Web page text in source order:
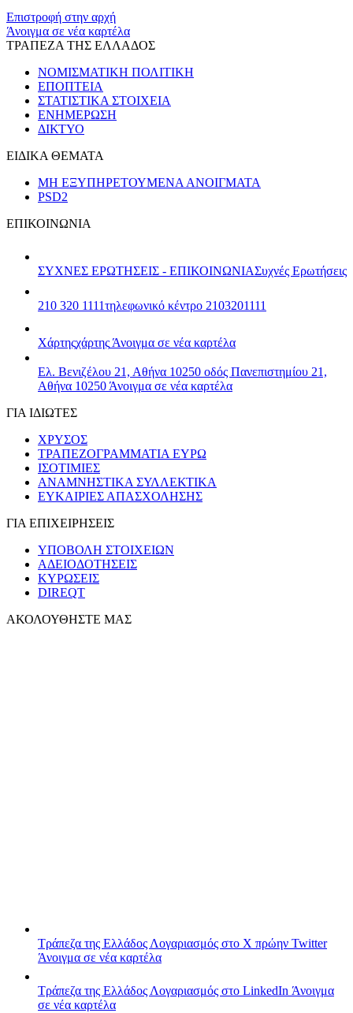
Επιστροφή στην αρχή
Άνοιγμα σε νέα καρτέλα
ΤΡΑΠΕΖΑ ΤΗΣ ΕΛΛΑΔΟΣ
ΝΟΜΙΣΜΑΤΙΚΗ ΠΟΛΙΤΙΚΗ
ΕΠΟΠΤΕΙΑ
ΣΤΑΤΙΣΤΙΚΑ ΣΤΟΙΧΕΙΑ
ΕΝΗΜΕΡΩΣΗ
ΔΙΚΤΥΟ
ΕΙΔΙΚΑ ΘΕΜΑΤΑ
ΜΗ ΕΞΥΠΗΡΕΤΟΥΜΕΝΑ ΑΝΟΙΓΜΑΤΑ
PSD2
ΕΠΙΚΟΙΝΩΝΙΑ
ΣΥΧΝΕΣ ΕΡΩΤΗΣΕΙΣ - ΕΠΙΚΟΙΝΩΝΙΑΣυχνές Ερωτήσεις
210 320 1111τηλεφωνικό κέντρο 2103201111
Χάρτηςχάρτης Άνοιγμα σε νέα καρτέλα
Ελ. Βενιζέλου 21, Αθήνα 10250 οδός Πανεπιστημίου 21,
Αθήνα 10250 Άνοιγμα σε νέα καρτέλα
ΓΙΑ ΙΔΙΩΤΕΣ
ΧΡΥΣΟΣ
ΤΡΑΠΕΖΟΓΡΑΜΜΑΤΙΑ ΕΥΡΩ
ΙΣΟΤΙΜΙΕΣ
ΑΝΑΜΝΗΣΤΙΚΑ ΣΥΛΛΕΚΤΙΚΑ
ΕΥΚΑΙΡΙΕΣ ΑΠΑΣΧΟΛΗΣΗΣ
ΓΙΑ ΕΠΙΧΕΙΡΗΣΕΙΣ
ΥΠΟΒΟΛΗ ΣΤΟΙΧΕΙΩΝ
ΑΔΕΙΟΔΟΤΗΣΕΙΣ
ΚΥΡΩΣΕΙΣ
DIREQT
ΑΚΟΛΟΥΘΗΣΤΕ ΜΑΣ
Τράπεζα της Ελλάδος Λογαριασμός στο X πρώην Twitter
Άνοιγμα σε νέα καρτέλα
Τράπεζα της Ελλάδος Λογαριασμός στο LinkedIn Άνοιγμα
σε νέα καρτέλα